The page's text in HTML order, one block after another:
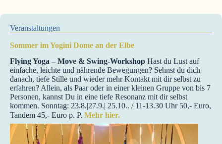
Veranstaltungen
Sommer im Yogini Dome an der Elbe
Flying Yoga – Move & Swing-Workshop Hast du Lust auf
einfache, leichte und nährende Bewegungen? Sehnst du dich
danach, tiefe Stille und wieder mehr Kontakt mit dir selbst zu
erfahren? Allein, als Paar oder in einer kleinen Gruppe von bis 7
Personen, kannst Du in eine tiefe Resonanz mit dir selbst
kommen. Sonntag: 23.8.|27.9.| 25.10.. / 11-13.30 Uhr 50,- Euro,
Tandem 45,- Euro p. P. Mehr hier.